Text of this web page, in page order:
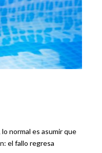
normal es asumir que
el fallo regresa